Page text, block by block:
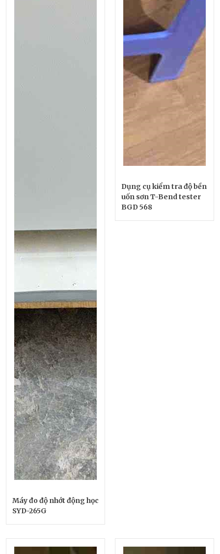
Máy đo độ nhớt động học
SYD-265G
Dụng cụ kiểm tra độ bền
uốn sơn T-Bend tester
BGD 568